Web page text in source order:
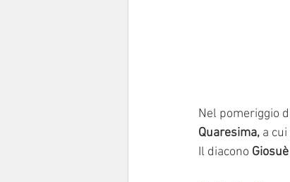
Nel pomeriggio
Quaresima, a
Il diacono Giosuè